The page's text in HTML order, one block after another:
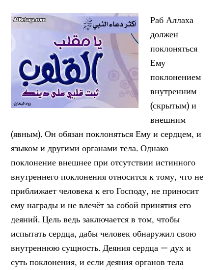
Раб Аллаха
должен
поклоняться
Ему
поклонением
внутренним
(скрытым) и
внешним
(явным). Он обязан поклоняться Ему и сердцем, и
языком и другими органами тела. Однако
поклонение внешнее при отсутствии истинного
внутреннего поклонения относится к тому, что не
приближает человека к его Господу, не приносит
ему награды и не влечёт за собой принятия его
деяний. Цель ведь заключается в том, чтобы
испытать сердца, дабы человек обнаружил свою
внутреннюю сущность. Деяния сердца — дух и
суть поклонения, и если деяния органов тела